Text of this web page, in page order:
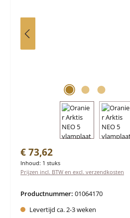
Normale prijs:
€ 73,62
Inhoud: 1 stuks
Prijzen incl. BTW en excl. verzendkosten
Productnummer: 01064170
Levertijd ca. 2-3 weken